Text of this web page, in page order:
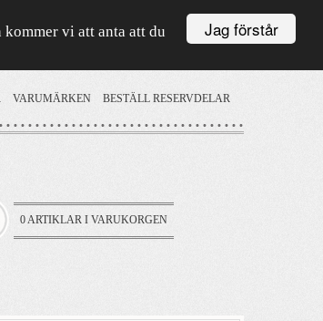
Jag förstår
vi att anta att du
VARUMÄRKEN BESTÄLL RESERVDELAR
0 ARTIKLAR I VARUKORGEN